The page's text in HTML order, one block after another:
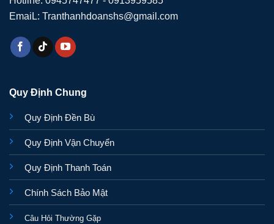
EmaiL: Tranthanhdoanshs@gmail.com
Quy Định Chung
Quy Định Đền Bù
Quy Định Vận Chuyển
Quy Định Thanh Toán
Chính Sách Bảo Mật
Câu Hỏi Thường Gặp